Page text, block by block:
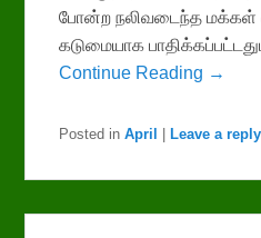
போன்ற நலிவடைந்த மக்கள்
கடுமையாக
Continue Reading →
Posted in April |Leave a reply